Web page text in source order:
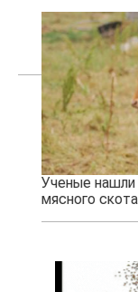
Ученые нашли
мясного скота